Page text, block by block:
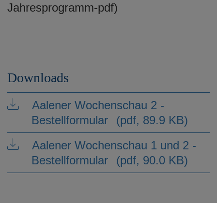
Jahresprogramm-pdf)
Downloads
Aalener Wochenschau 2 -
Bestellformular
(pdf, 89.9 KB)
Aalener Wochenschau 1 und 2 -
Bestellformular
(pdf, 90.0 KB)